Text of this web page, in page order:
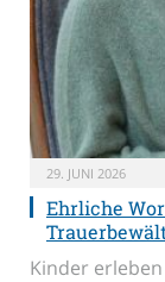
29. JUNI 2026
Ehrliche
Kinder